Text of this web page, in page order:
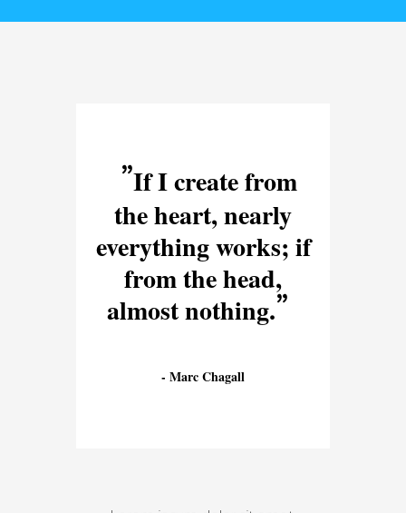
If I create from
the heart, nearly
everything works; if
from the head,
almost nothing.
Marc Chagall